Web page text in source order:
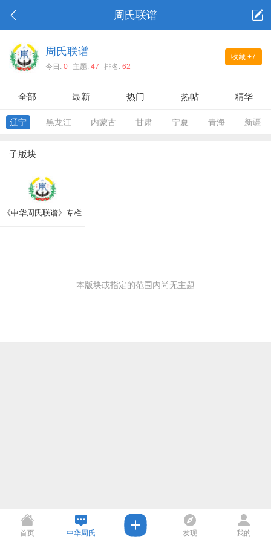
周氏联谱
收藏 +7
周氏联谱
今日: 0 主题: 47 排名: 62
全部 最新 热门 热帖 精华
辽宁 黑龙江 内蒙古 甘肃 宁夏 青海 新疆
子版块
《中华周氏联谱》专栏
本版块或指定的范围内尚无主题
首页 中华周氏 发现 我的